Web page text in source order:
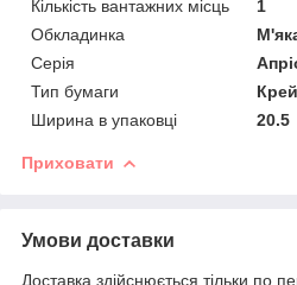
Кількість вантажних місць
1
Обкладинка
Серія
Тип бумаги
Ширина в упаковці
20.5
Приховати
Умови доставки
Доставка здійснюється тільки по